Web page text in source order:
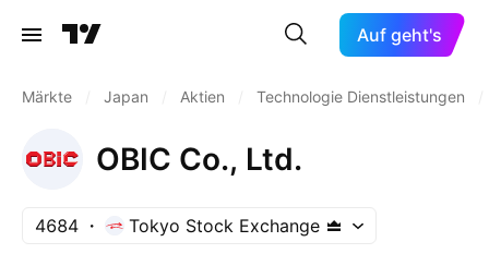
Auf geht's
Märkte Japan Aktien Technologie Dienstleistungen
OBIC Co., Ltd.
4684 Tokyo Stock Exchange